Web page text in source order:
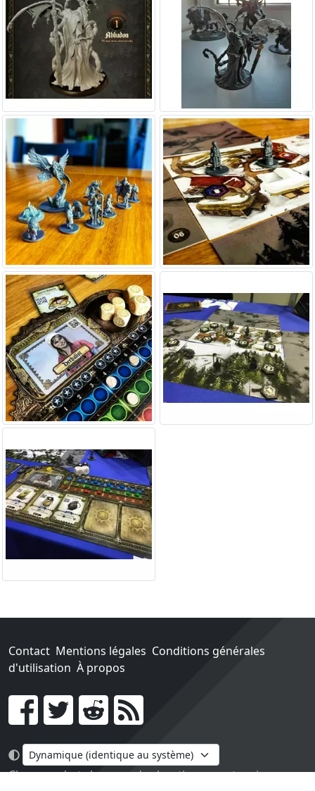
Contact Mentions légales Conditions générales
d'utilisation À propos
Go !
Chaque achat chez une des boutiques partenaires nous